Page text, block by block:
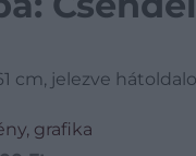
cm, jelezve
grafika